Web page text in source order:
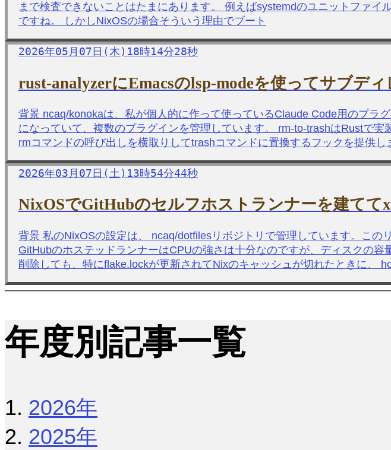
まで検査できないことはたまにあります。 例えばsystemdのユニットファ
ですね。 しかしNixOSの場合そういう理由でブート
2026年05月07日(木)18時14分28秒
rust-analyzerにEmacsのlsp-modeを使ってサブデ
背景 ncaq/konokaは、私が個人的に作って使っているClaude Code用のプラ
になっていて、複数のプラグインを管理しています。 rm-to-trashはRustで
rmコマンドの呼び出しを横取りしてtrashコマンドに置換するフックを提供
2026年03月07日(土)13時54分44秒
NixOSでGitHubのセルフホストランナーを建てて
背景 私のNixOSの設定は、 ncaq/dotfilesリポジトリで管理しています。この
GitHubのホステッドランナーはCPUの強さは十分なのですが、ディスクの
削除しても、特にflake.lockが更新されてNixのキャッシュが切れたときに、
年度別記事一覧
2026年
2025年